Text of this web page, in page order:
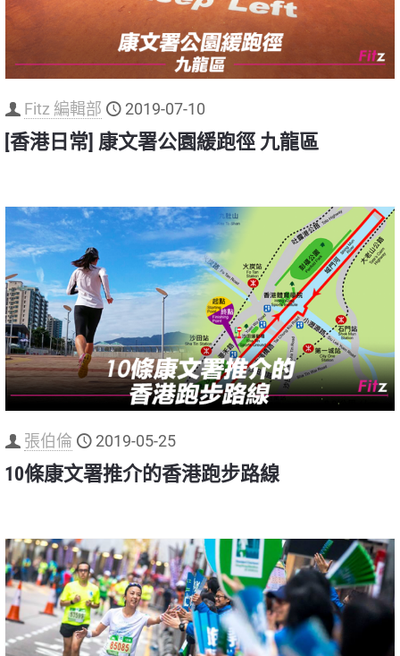
Fitz 編輯部 2019-07-10
[香港日常] 康文署公園緩跑徑 九龍區
張伯倫 2019-05-25
10條康文署推介的香港跑步路線